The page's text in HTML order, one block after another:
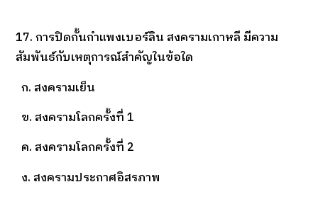
17. การปิดกั้นกำแพงเบอร์ลิน สงครามเกาหลี มีความ
สัมพันธ์กับเหตุการณ์สำคัญในข้อใด
ก. สงครามเย็น
ข. สงครามโลกครั้งที่ 1
ค. สงครามโลกครั้งที่ 2
ง. สงครามประกาศอิสรภาพ